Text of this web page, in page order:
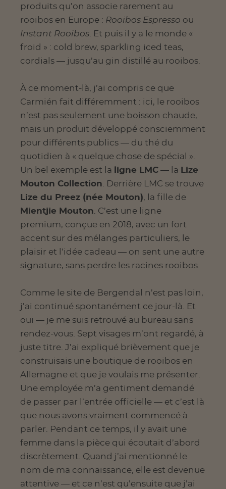
produits qu’on associe rarement au
rooibos en Europe : Rooibos Espresso ou
Instant Rooibos . Et puis il y a le monde «
froid » : cold brew, sparkling iced teas,
cordials — jusqu’au gin distillé au rooibos.
À ce moment-là, j’ai compris ce que
Carmién fait différemment : ici, le rooibos
n’est pas seulement une boisson chaude,
mais un produit développé consciemment
pour différents publics — du thé du
quotidien à « quelque chose de spécial ».
Un bel exemple est la
ligne LMC — la Lize
Mouton Collection . Derrière LMC se trouve
Lize du Preez (née Mouton), la fille de
Mientjie Mouton . C’est une ligne
premium, conçue en 2018, avec un fort
accent sur des mélanges particuliers, le
plaisir et l’idée cadeau — on sent une autre
signature, sans perdre les racines rooibos.
Comme le site de Bergendal n’est pas loin,
j’ai continué spontanément ce jour-là. Et
oui — je me suis retrouvé au bureau sans
rendez-vous. Sept visages m’ont regardé, à
juste titre. J’ai expliqué brièvement que je
construisais une boutique de rooibos en
Allemagne et que je voulais me présenter.
Une employée m’a gentiment demandé
de passer par l’entrée officielle — et c’est là
que nous avons vraiment commencé à
parler. Pendant ce temps, il y avait une
femme dans la pièce qui écoutait d’abord
discrètement. Quand j’ai mentionné le
nom de ma connaissance, elle est devenue
attentive — et ce n’est qu’ensuite que j’ai